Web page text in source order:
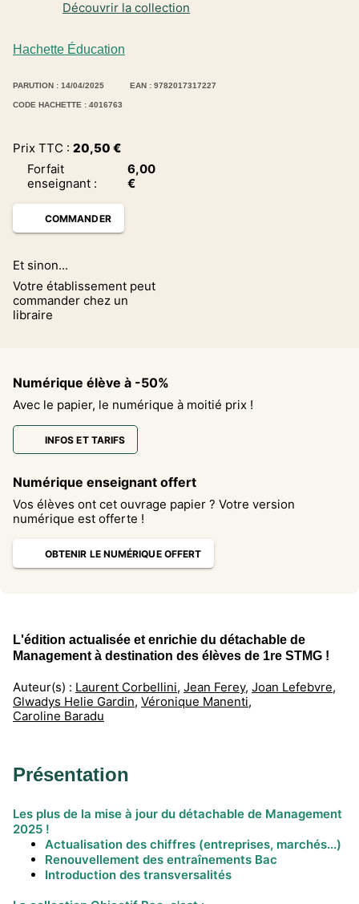
Hachette Éducation
Découvrir la collection
PARUTION : 14/04/2025 EAN : 9782017317227
CODE HACHETTE : 4016763
Prix TTC : 20,50 €
Forfait
enseignant :
6,00
€
COMMANDER
Et sinon...
Votre établissement peut
commander chez un
libraire
Numérique élève à -50%
Avec le papier, le numérique à moitié prix !
INFOS ET TARIFS
Numérique enseignant offert
Vos élèves ont cet ouvrage papier ? Votre version
numérique est offerte !
OBTENIR LE NUMÉRIQUE OFFERT
L'édition actualisée et enrichie du détachable de
Management à destination des élèves de 1re STMG !
Auteur(s) : Laurent Corbellini, Jean Ferey, Joan Lefebvre,
Glwadys Helie Gardin, Véronique Manenti,
Caroline Baradu
Présentation
Les plus de la mise à jour du détachable de Management
2025 !
Actualisation des chiffres (entreprises, marchés...)
Renouvellement des entraînements Bac
Introduction des transversalités